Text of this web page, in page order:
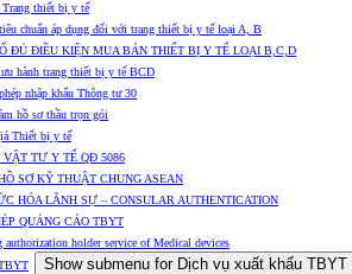
Trang thiết bị y tế
chuẩn áp dụng đối với trang thiết bị y tế loại A, B
ĐỦ ĐIỀU KIỆN MUA BÁN THIẾT BỊ Y TẾ LOẠI B,C,D
hành trang thiết bị y tế BCD
nhập khẩu Thông tư 30
hồ sơ thầu trọn gói
Thiết bị y tế
VẬT TƯ Y TẾ QĐ 5086
SƠ KỸ THUẬT CHUNG ASEAN
HÓA LÃNH SỰ – CONSULAR AUTHENTICATION
QUẢNG CÁO TBYT
authorization holder service of Medical devices
Show submenu for Dịch vụ xuất khẩu TBYT